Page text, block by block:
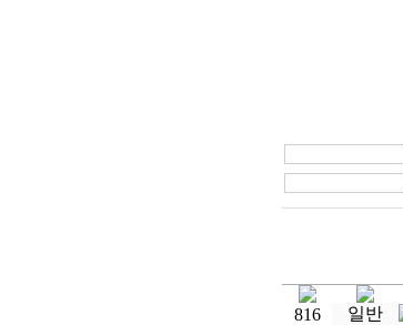
816 일반